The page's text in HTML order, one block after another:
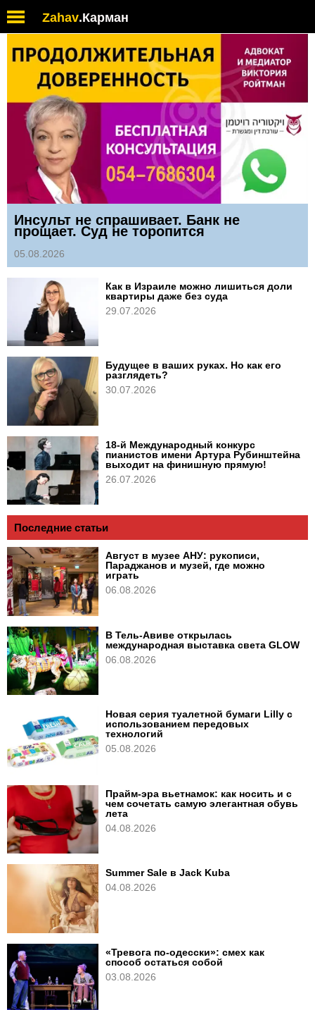
Zahav.Карман
Инсульт не спрашивает. Банк не
прощает. Суд не торопится
05.08.2026
Как в Израиле можно лишиться доли
квартиры даже без суда
29.07.2026
Будущее в ваших руках. Но как его
разглядеть?
30.07.2026
18-й Международный конкурс
пианистов имени Артура Рубинштейна
выходит на финишную прямую!
26.07.2026
Последние статьи
Август в музее АНУ: рукописи,
Параджанов и музей, где можно
играть
06.08.2026
В Тель-Авиве открылась
международная выставка света GLOW
06.08.2026
Новая серия туалетной бумаги Lilly с
использованием передовых
технологий
05.08.2026
Прайм-эра вьетнамок: как носить и с
чем сочетать самую элегантная обувь
лета
04.08.2026
Summer Sale в Jack Kuba
04.08.2026
«Тревога по-одесски»: смех как
способ остаться собой
03.08.2026